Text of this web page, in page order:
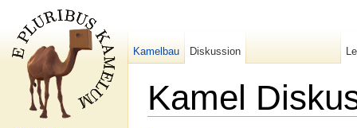
Kamel
Kamelbau Diskussion